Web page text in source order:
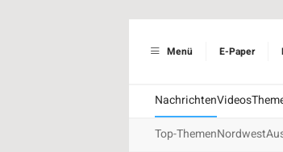
Menü E-Paper
NachrichtenVideos
Top-ThemenNordwest